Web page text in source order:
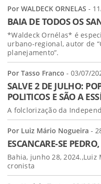
Por WALDECK ORNELAS -
BAIA DE TODOS OS
*Waldeck Ornélas* é
urbano-regional, autor de
planejamento”.
Por Tasso Franco - 03/07/
SALVE 2 DE JULHO:
POLITICOS E SÃO A
A folclorização da
Por Luiz Mário Nogueira -
ESCANCARE-SE
Bahia, junho 28,
cronista